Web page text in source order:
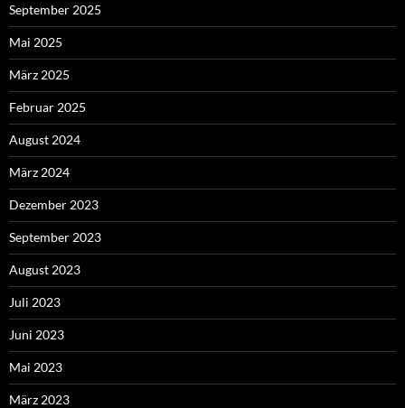
September 2025
Mai 2025
März 2025
Februar 2025
August 2024
März 2024
Dezember 2023
September 2023
August 2023
Juli 2023
Juni 2023
Mai 2023
März 2023